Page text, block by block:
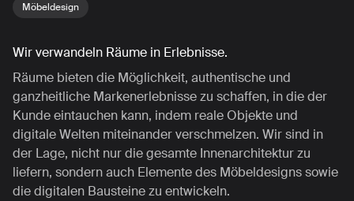
Möbeldesign
Wir verwandeln Räume in Erlebnisse.
Räume bieten die Möglichkeit, authentische und
ganzheitliche Markenerlebnisse zu schaffen, in die der
Kunde eintauchen kann, indem reale Objekte und
digitale Welten miteinander verschmelzen. Wir sind in
der Lage, nicht nur die gesamte Innenarchitektur zu
liefern, sondern auch Elemente des Möbeldesigns sowie
die digitalen Bausteine zu entwickeln.